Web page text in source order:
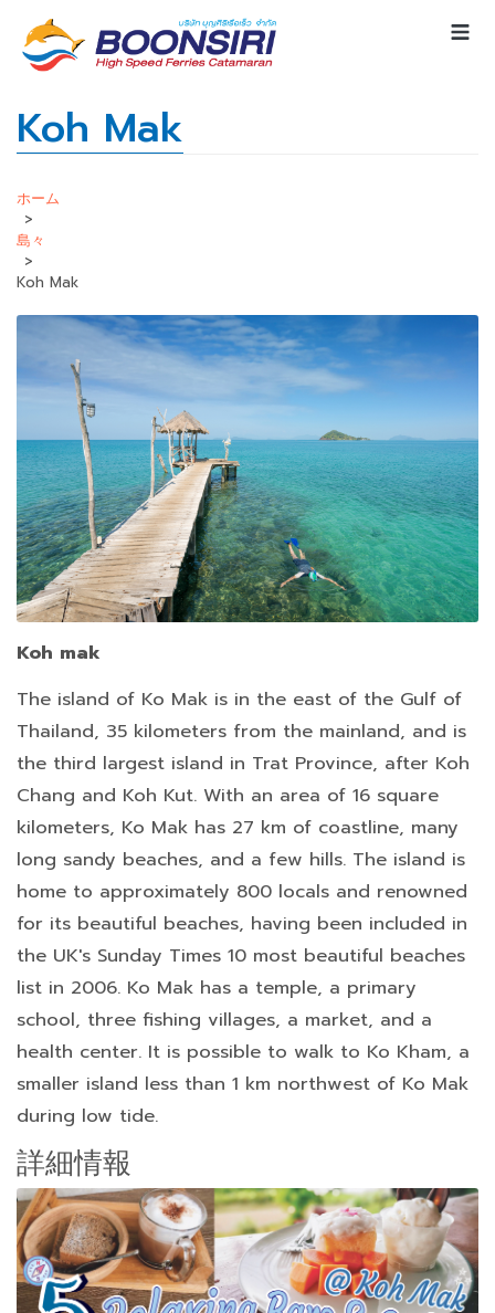
Koh Mak
ホーム
>
島々
>
Koh Mak
Koh mak
The island of Ko Mak is in the east of the Gulf of
Thailand, 35 kilometers from the mainland, and is
the third largest island in Trat Province, after Koh
Chang and Koh Kut. With an area of 16 square
kilometers, Ko Mak has 27 km of coastline, many
long sandy beaches, and a few hills. The island is
home to approximately 800 locals and renowned
for its beautiful beaches, having been included in
the UK's Sunday Times 10 most beautiful beaches
list in 2006. Ko Mak has a temple, a primary
school, three fishing villages, a market, and a
health center. It is possible to walk to Ko Kham, a
smaller island less than 1 km northwest of Ko Mak
during low tide.
詳細情報